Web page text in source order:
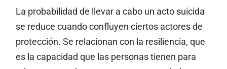
La probabilidad de llevar a cabo un acto suicida
se reduce cuando confluyen ciertos actores de
protección. Se relacionan con la resiliencia, que
es la capacidad que las personas tienen para